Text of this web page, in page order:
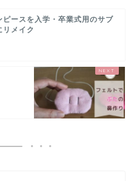
ピースを入学・卒業式用のサブ
リメイク